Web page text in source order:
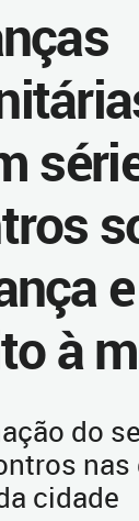
e
à
do
nas
cidade